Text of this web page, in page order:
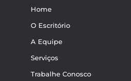
Home
O Escritório
A Equipe
Serviços
Trabalhe Conosco